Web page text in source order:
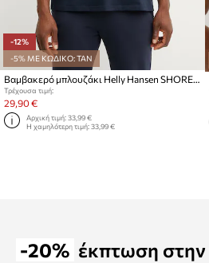
-12%
-5% ΜΕ ΚΩΔΙΚΟ: TAN
Βαμβακερό μπλουζάκι Helly Hansen SHORELINE
Τρέχουσα τιμή:
29,90 €
Αρχική τιμή:33,99 €
Η χαμηλότερη τιμή:33,99 €
-20% έκπτωση